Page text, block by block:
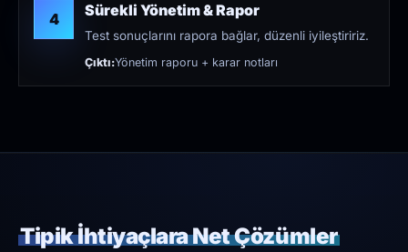
4 Sürekli Yönetim & Rapor
Test sonuçlarını rapora bağlar, düzenli iyileştiririz.
Çıktı:Yönetim raporu + karar notları
Tipik İhtiyaçlara Net Çözümler